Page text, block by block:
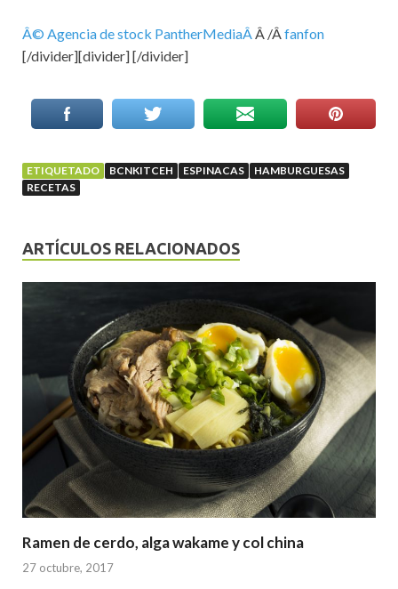
Â© Agencia de stock PantherMediaÂ Â /Â fanfon
[/divider][divider] [/divider]
ETIQUETADO BCNKITCEH ESPINACAS
HAMBURGUESAS
RECETAS
ARTÍCULOS RELACIONADOS
Ramen de cerdo, alga wakame y col china
27 octubre, 2017